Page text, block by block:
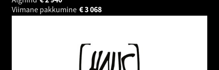
Viimane pakkumine
3 068
€